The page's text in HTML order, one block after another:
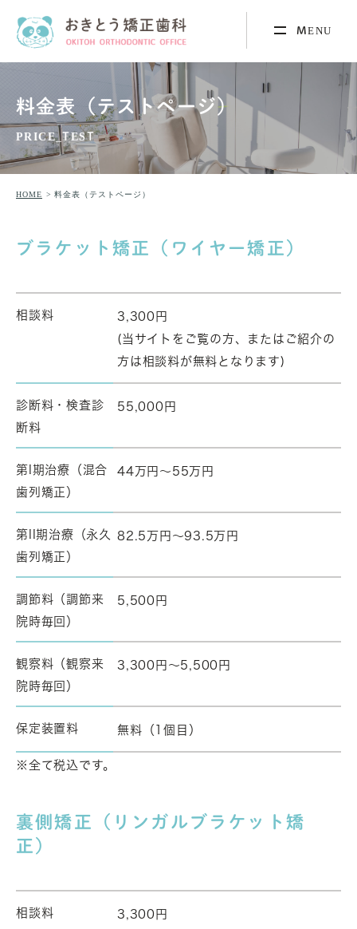
料金表（テストページ）
PRICE_TEST
HOME 料金表（テストページ）
ブラケット矯正（ワイヤー矯正）
相談料
3,300円
(当サイトをご覧の方、またはご紹介の
方は相談料が無料となります)
診断料・検査診
断料
55,000円
第I期治療（混合
歯列矯正）
44万円～55万円
第II期治療（永久
歯列矯正）
82.5万円～93.5万円
調節料（調節来
院時毎回）
5,500円
観察料（観察来
院時毎回）
3,300円～5,500円
保定装置料 無料（1個目）
※全て税込です。
裏側矯正（リンガルブラケット矯
正）
相談料
3,300円